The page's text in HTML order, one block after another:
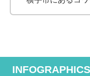
INFOGRAPHICS